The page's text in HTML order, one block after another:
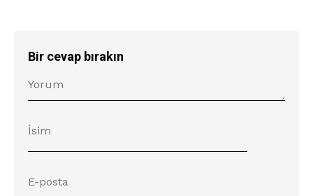
Bir cevap bırakın